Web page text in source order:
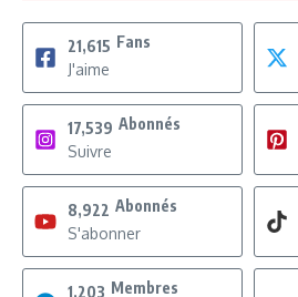
21,615 Fans
J'aime
17,539 Abonnés
Suivre
8,922 Abonnés
S'abonner
1,203 Membres